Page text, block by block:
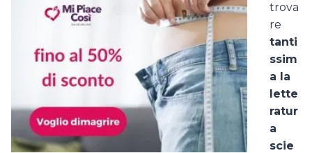
trova
re
tanti
ssim
a la
lette
ratur
a
scie